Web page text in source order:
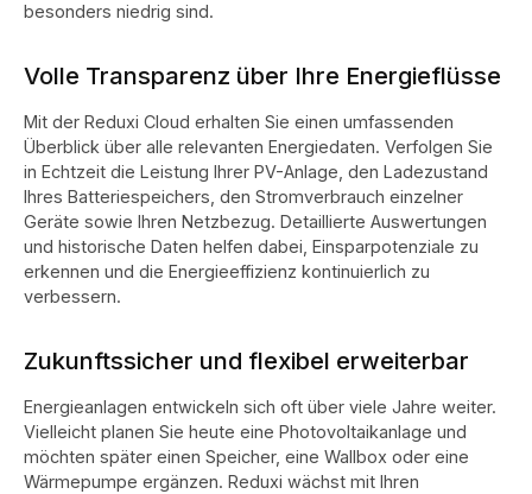
besonders niedrig sind.
Volle Transparenz über Ihre Energieflüsse
Mit der Reduxi Cloud erhalten Sie einen umfassenden
Überblick über alle relevanten Energiedaten. Verfolgen Sie
in Echtzeit die Leistung Ihrer PV-Anlage, den Ladezustand
Ihres Batteriespeichers, den Stromverbrauch einzelner
Geräte sowie Ihren Netzbezug. Detaillierte Auswertungen
und historische Daten helfen dabei, Einsparpotenziale zu
erkennen und die Energieeffizienz kontinuierlich zu
verbessern.
Zukunftssicher und flexibel erweiterbar
Energieanlagen entwickeln sich oft über viele Jahre weiter.
Vielleicht planen Sie heute eine Photovoltaikanlage und
möchten später einen Speicher, eine Wallbox oder eine
Wärmepumpe ergänzen. Reduxi wächst mit Ihren